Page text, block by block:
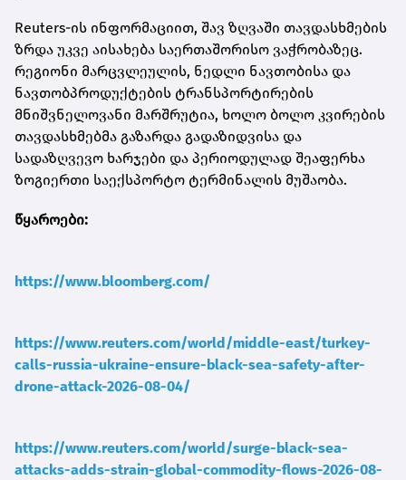
Reuters-ის ინფორმაციით, შავ ზღვაში თავდასხმების
ზრდა უკვე აისახება საერთაშორისო ვაჭრობაზეც.
რეგიონი მარცვლეულის, ნედლი ნავთობისა და
ნავთობპროდუქტების ტრანსპორტირების
მნიშვნელოვანი მარშრუტია, ხოლო ბოლო კვირების
თავდასხმებმა გაზარდა გადაზიდვისა და
სადაზღვევო ხარჯები და პერიოდულად შეაფერხა
ზოგიერთი საექსპორტო ტერმინალის მუშაობა.
წყაროები:
https://www.bloomberg.com/
https://www.reuters.com/world/middle-east/turkey-
calls-russia-ukraine-ensure-black-sea-safety-after-
drone-attack-2026-08-04/
https://www.reuters.com/world/surge-black-sea-
attacks-adds-strain-global-commodity-flows-2026-08-